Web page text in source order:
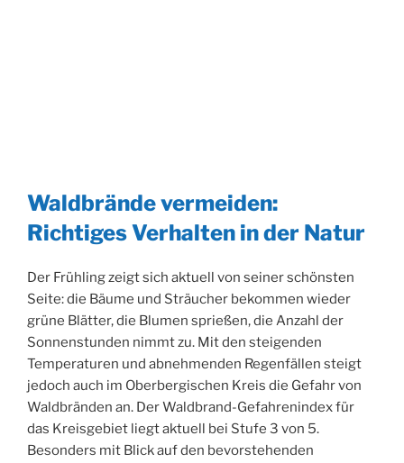
Waldbrände vermeiden:
Richtiges Verhalten in der Natur
Der Frühling zeigt sich aktuell von seiner schönsten
Seite: die Bäume und Sträucher bekommen wieder
grüne Blätter, die Blumen sprießen, die Anzahl der
Sonnenstunden nimmt zu. Mit den steigenden
Temperaturen und abnehmenden Regenfällen steigt
jedoch auch im Oberbergischen Kreis die Gefahr von
Waldbränden an. Der Waldbrand-Gefahrenindex für
das Kreisgebiet liegt aktuell bei Stufe 3 von 5.
Besonders mit Blick auf den bevorstehenden